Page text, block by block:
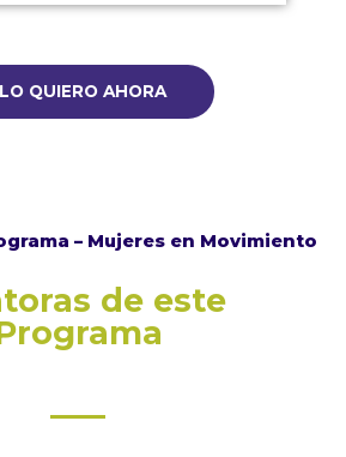
LO QUIERO AHORA
– Mujeres en Movimiento
de este